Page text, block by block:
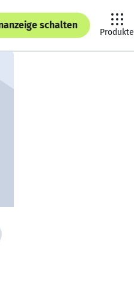
schalten
Produkte